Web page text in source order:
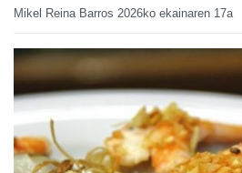
Mikel Reina Barros 2026ko ekainaren 17a